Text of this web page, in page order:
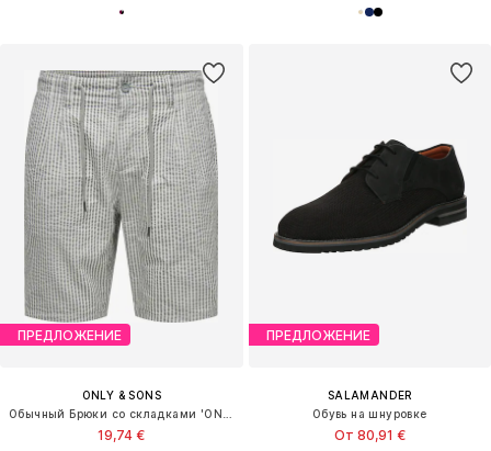
ПРЕДЛОЖЕНИЕ
ONLY & SONS
Обычный Брюки со складками 'ONSLEO'
19,74 €
ПРЕДЛОЖЕНИЕ
SALAMANDER
Обувь на шнуровке
От 80,91 €